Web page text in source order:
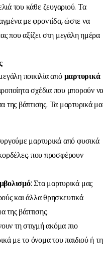
του κάθε ζευγαριού. Τα
με φροντίδα, ώστε να
που αξίζει στη μεγάλη ημέρα
ποικιλία απόμαρτυρικά
σχέδια που μπορούν
βάπτισης. Τα μαρτυρικά
μαρτυρικά από φυσικά
που προσφέρουν
: Στα μαρτυρικά μας
και άλλα θρησκευτικά
της βάπτισης.
τη στιγμή ακόμα πιο
με το όνομα του παιδιού ή